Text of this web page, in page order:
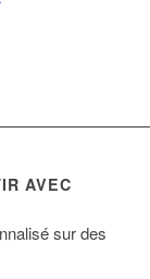
AVEC
sur des